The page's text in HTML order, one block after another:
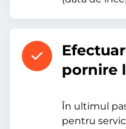
pornire
În ultimul
pentru